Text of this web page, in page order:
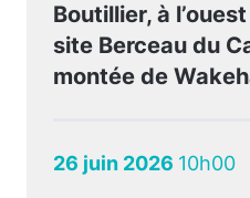
Boutillier, à
site Berceau du
montée de
26 juin 2026 10h00